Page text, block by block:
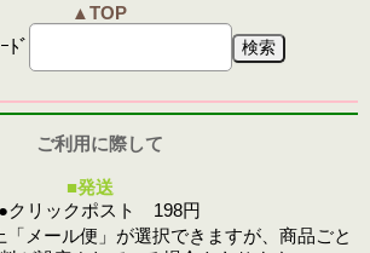
▲TOP
ﾄﾞ
ご利用に際して
■発送
●クリックポスト 198円
メール便」が選択できますが、商品ごと